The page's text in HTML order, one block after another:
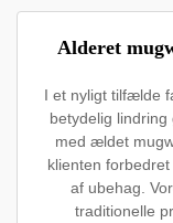
Alderet
I et nyligt tilfælde
betydelig
med ældet
klienten
af ubehag.
traditionelle